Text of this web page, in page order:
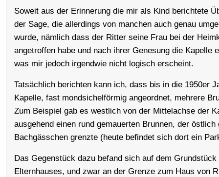
Soweit aus der Erinnerung die mir als Kind berichtete
der Sage, die allerdings von manchen auch genau
wurde, nämlich dass der Ritter seine Frau bei der
angetroffen habe und nach ihrer Genesung die Kapelle
was mir jedoch irgendwie nicht logisch erscheint.
Tatsächlich berichten kann ich, dass bis in die 1950er
Kapelle, fast mondsichelförmig angeordnet, mehrere
Zum Beispiel gab es westlich von der Mittelachse der
ausgehend einen rund gemauerten Brunnen, der östlich
Bachgässchen grenzte (heute befindet sich dort ein
Das Gegenstück dazu befand sich auf dem Grundstück
Elternhauses, und zwar an der Grenze zum Haus von